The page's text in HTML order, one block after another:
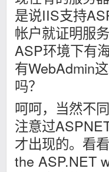
是说IIS支持
帐户就证明服
ASP环境下有
有WebAdmin
吗？
呵呵，当然不
注意过
才出现的。看
the ASP.NET